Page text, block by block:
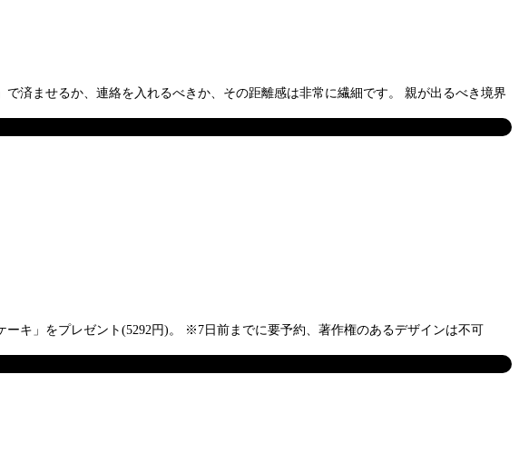
済ませるか、連絡を入れるべきか、その距離感は非常に繊細です。 親が出るべき境界
キ」をプレゼント(5292円)。 ※7日前までに要予約、著作権のあるデザインは不可